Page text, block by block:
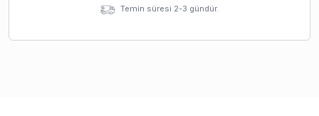
Temin süresi 2-3 gündür.